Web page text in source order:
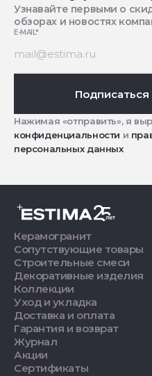
Узнавайте первыми о
обзорах и новостях
E-MAIL*
Подписаться
Нажимая «отправить», я
конфиденциальности и
персональных данных
Керамогранит
Сопутствующие товары
Строительные смеси
Декоративные изделия
Коллекции
Уход и укладка
Доставка и оплата
Гарантия и возврат
Журнал
Акции
Сертификаты